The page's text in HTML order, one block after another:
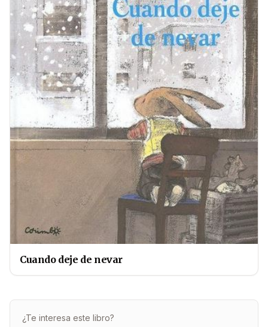
Cuando deje de nevar
¿Te interesa este libro?